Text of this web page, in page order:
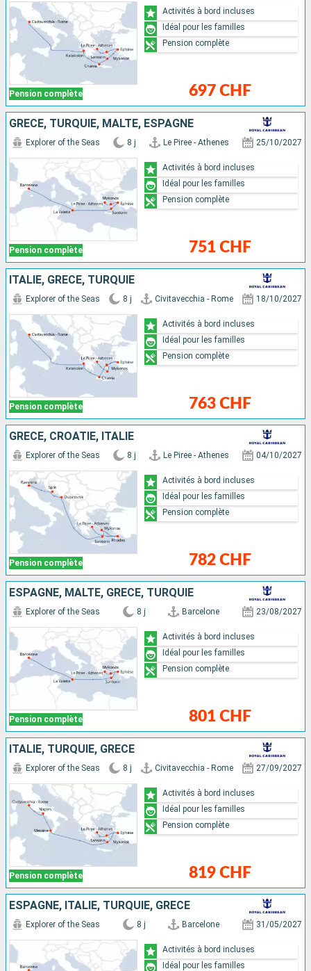
Pension complète 697 CHF
Activités à bord incluses
Idéal pour les familles
Pension complète
GRÈCE, TURQUIE, MALTE, ESPAGNE
Pension complète
Explorer of the Seas 8 j Le Piree - Athenes 25/10/2027
751 CHF
Activités à bord incluses
Idéal pour les familles
Pension complète
ITALIE, GRÈCE, TURQUIE
Pension complète
Explorer of the Seas 8 j Civitavecchia - Rome 18/10/2027
763 CHF
Activités à bord incluses
Idéal pour les familles
Pension complète
GRÈCE, CROATIE, ITALIE
Pension complète
Explorer of the Seas 8 j Le Piree - Athenes 04/10/2027
782 CHF
Activités à bord incluses
Idéal pour les familles
Pension complète
ESPAGNE, MALTE, GRÈCE, TURQUIE
Pension complète
Explorer of the Seas 8 j Barcelone 23/08/2027
801 CHF
Activités à bord incluses
Idéal pour les familles
Pension complète
ITALIE, TURQUIE, GRÈCE
Pension complète
Explorer of the Seas 8 j Civitavecchia - Rome 27/09/2027
819 CHF
Activités à bord incluses
Idéal pour les familles
Pension complète
ESPAGNE, ITALIE, TURQUIE, GRÈCE
Explorer of the Seas 8 j Barcelone 31/05/2027
Activités à bord incluses
Idéal pour les familles